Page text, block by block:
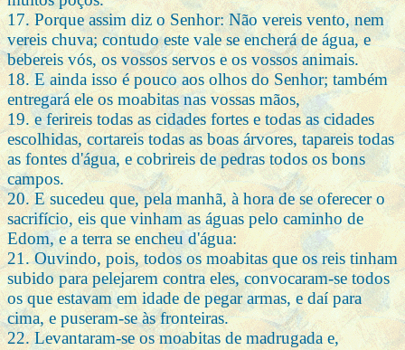
17. Porque assim diz o Senhor: Não vereis vento, nem
vereis chuva; contudo este vale se encherá de água, e
bebereis vós, os vossos servos e os vossos animais.
18. E ainda isso é pouco aos olhos do Senhor; também
entregará ele os moabitas nas vossas mãos,
19. e ferireis todas as cidades fortes e todas as cidades
escolhidas, cortareis todas as boas árvores, tapareis todas
as fontes d'água, e cobrireis de pedras todos os bons
campos.
20. E sucedeu que, pela manhã, à hora de se oferecer o
sacrifício, eis que vinham as águas pelo caminho de
Edom, e a terra se encheu d'água:
21. Ouvindo, pois, todos os moabitas que os reis tinham
subido para pelejarem contra eles, convocaram-se todos
os que estavam em idade de pegar armas, e daí para
cima, e puseram-se às fronteiras.
22. Levantaram-se os moabitas de madrugada e,